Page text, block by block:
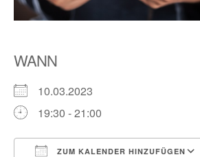
WANN
10.03.2023
19:30 - 21:00
ZUM KALENDER HINZUFÜGEN